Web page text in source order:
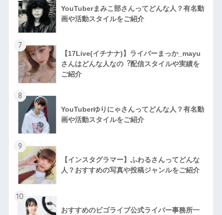
YouTuberまみこ部さんってどんな⼈？有名動
画や活動スタイルをご紹介
7
【17Live(イチナナ)】ライバーまっか_mayu
さんはどんな人なの︖配信スタイルや実績を
ご紹介
8
YouTuberゆりにゃさんってどんな⼈？有名動
画や活動スタイルをご紹介
9
【インスタグラマー】ふわるさんってどんな
人？おすすめの写真や投稿ジャンルをご紹介
10
おすすめのビゴライブ公式ライバー事務所一